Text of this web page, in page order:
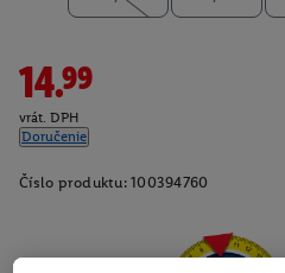
14.99
vrát. DPH
Doručenie
Číslo produktu: 100394760